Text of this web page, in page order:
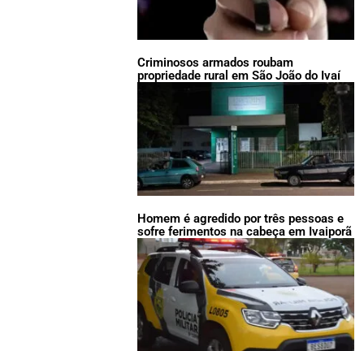
Criminosos armados roubam
propriedade rural em São João do Ivaí
Homem é agredido por três pessoas e
sofre ferimentos na cabeça em Ivaiporã